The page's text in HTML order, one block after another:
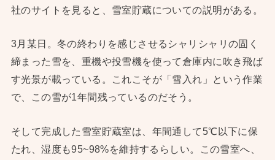
社のサイトを見ると、雪室貯蔵についての説明がある。
3月某日。冬の終わりを感じさせるシャリシャリの固く
締まった雪を、重機や投雪機を使って倉庫内に吹き飛ば
す光景が載っている。これこそが「雪入れ」という作業
で、この雪が1年間残っているのだそう。
そして完成した雪室貯蔵室は、年間通して5℃以下に保
たれ、湿度も95~98%を維持するらしい。この雪室へ、